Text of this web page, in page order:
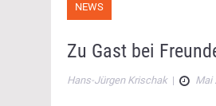
NEWS
Zu Gast bei
Hans-Jürgen Krischak| Mai